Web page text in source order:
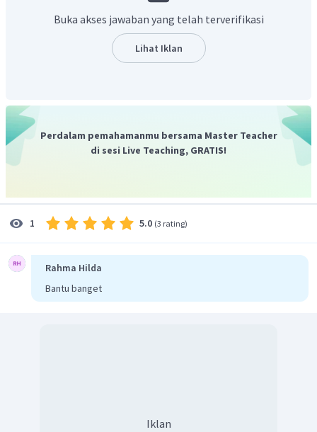
Buka akses jawaban yang telah terverifikasi
Lihat Iklan
Perdalam pemahamanmu bersama Master Teacher
di sesi Live Teaching, GRATIS!
1 5.0 (3 rating)
Rahma Hilda
Bantu banget
Iklan